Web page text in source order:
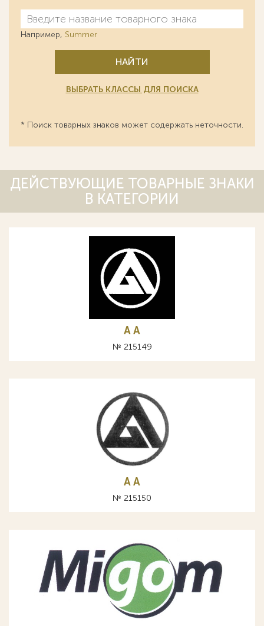
Например, Summer
НАЙТИ
ВЫБРАТЬ КЛАССЫ ДЛЯ ПОИСКА
* Поиск товарных знаков может содержать неточности.
ДЕЙСТВУЮЩИЕ ТОВАРНЫЕ ЗНАКИ
В КАТЕГОРИИ
A А
№ 215149
A А
№ 215150